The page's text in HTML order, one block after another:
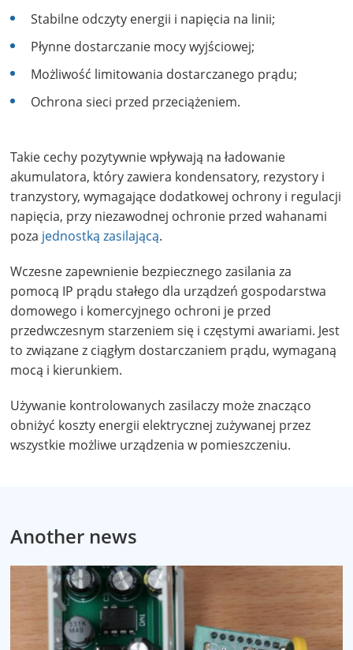
Stabilne odczyty energii i napięcia na linii;
Płynne dostarczanie mocy wyjściowej;
Możliwość limitowania dostarczanego prądu;
Ochrona sieci przed przeciążeniem.
Takie cechy pozytywnie wpływają na ładowanie
akumulatora, który zawiera kondensatory, rezystory i
tranzystory, wymagające dodatkowej ochrony i regulacji
napięcia, przy niezawodnej ochronie przed wahanami
poza jednostką zasilającą.
Wczesne zapewnienie bezpiecznego zasilania za
pomocą IP prądu stałego dla urządzeń gospodarstwa
domowego i komercyjnego ochroni je przed
przedwczesnym starzeniem się i częstymi awariami. Jest
to związane z ciągłym dostarczaniem prądu, wymaganą
mocą i kierunkiem.
Używanie kontrolowanych zasilaczy może znacząco
obniżyć koszty energii elektrycznej zużywanej przez
wszystkie możliwe urządzenia w pomieszczeniu.
Another news